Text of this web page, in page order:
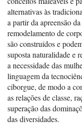
alternativas às
a partir da apreensão
remodelamento de
são construídos e
suposta naturalidade e
a necessidade das
linguagem da
ciborgue, de modo a
as relações de classe,
superação das
das diversidades.